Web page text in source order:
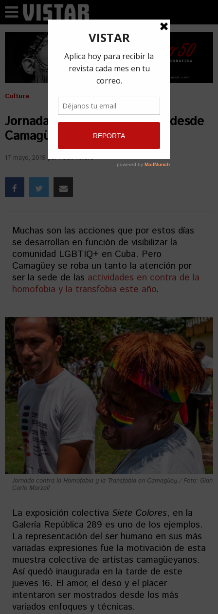
Cultura
Jornada contra la homofobia desde
Camagüey
17 mayo, 2019 porAilén Rivero
Muchas son las acciones que por estos días
se desarrollan en función de visibilizar la
comunidad LGBTIQ+ en Cuba. Pero
Camagüey se roba un tanto la atención por
ser la sede de las actividades en contra de la
homofobia y la transfobia este año.
Jornada contra la Homofobia y la Transfobia en Camagüey / Foto: Gian
Carlo Marzall
La exposición colectiva Siete Colores, en la
Galería República 289 es uno de los ejemplos.
La representación del ser humano en sus más
variadas expresiones fue la motivación de esta
muestra colectiva de artistas camagüeyanos.
Así quedó inaugurada en la tarde de este
jueves 16. El amor, el deso y el placer
intentaron ser mostrados desde los más
variados enfoques y técnicas.